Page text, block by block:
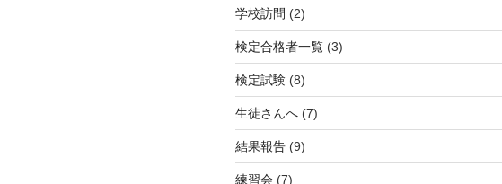
学校訪問 (2)
検定合格者一覧(3)
検定試験(8)
生徒さんへ(7)
結果報告(9)
練習会(7)